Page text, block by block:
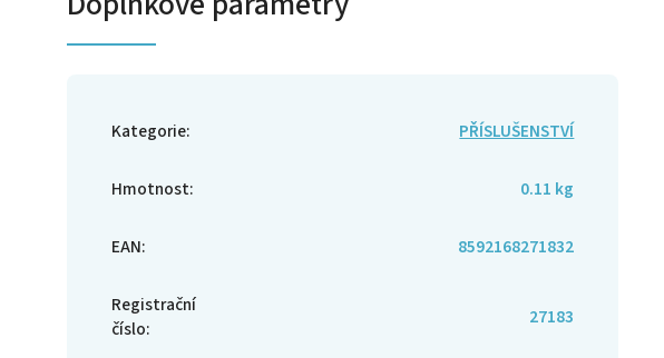
Kategorie: PŘÍSLUŠENSTVÍ
Hmotnost: 0.11 kg
EAN: 8592168271832
Registrační
číslo: 27183